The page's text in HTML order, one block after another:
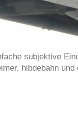
subjektive
hibdebahn und